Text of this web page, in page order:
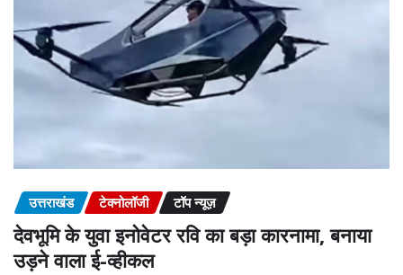
उत्तराखंड टेक्नोलॉजी टॉप न्यूज़
देवभूमि के युवा इनोवेटर रवि का बड़ा कारनामा, बनाया
उड़ने वाला ई-व्हीकल